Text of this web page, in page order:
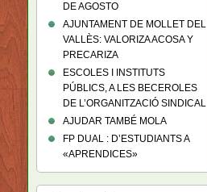
DE AGOSTO
AJUNTAMENT DE MOLLET DEL
VALLÈS: VALORIZA ACOSA Y
PRECARIZA
ESCOLES I INSTITUTS
PÚBLICS, A LES BECEROLES
DE L’ORGANITZACIÓ SINDICAL
AJUDAR TAMBÉ MOLA
FP DUAL : D’ESTUDIANTS A
«APRENDICES»